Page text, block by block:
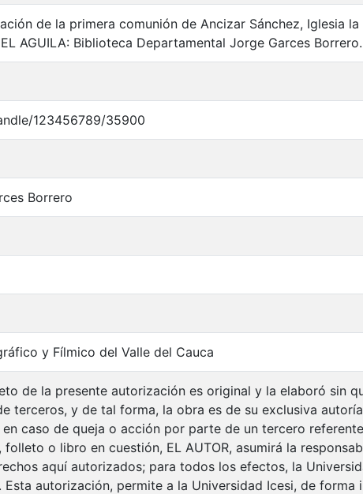
de la primera comunión de Ancizar Sánchez, Iglesia la
AGUILA: Biblioteca Departamental Jorge Garces Borrero.
123456789/35900
Borrero
y Fílmico del Valle del Cauca
de la presente autorización es original y la elaboró sin
terceros, y de tal forma, la obra es de su exclusiva
en caso de queja o acción por parte de un tercero
o libro en cuestión, EL AUTOR, asumirá la
aquí autorizados; para todos los efectos, la
autorización, permite a la Universidad Icesi, de forma